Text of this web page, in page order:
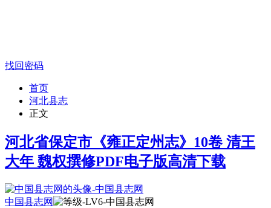
找回密码
首页
河北县志
正文
河北省保定市《雍正定州志》10卷 清王
大年 魏权撰修PDF电子版高清下载
中国县志网